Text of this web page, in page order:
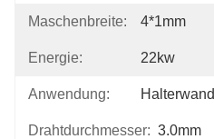
Maschenbreite: 4*1mm
Energie: 22kw
Anwendung: Halterwand
Drahtdurchmesser: 3.0mm